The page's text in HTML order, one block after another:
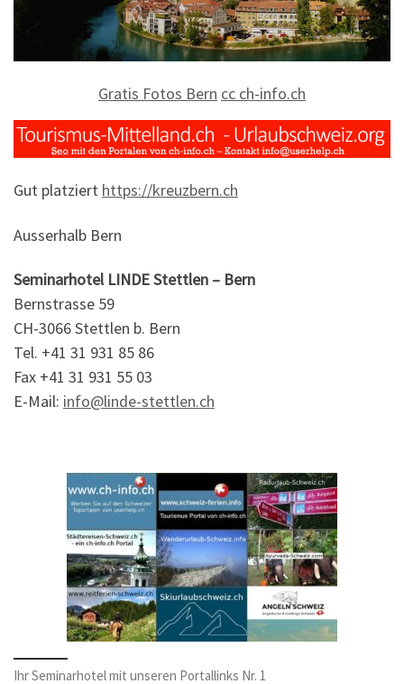
Gratis Fotos Bern cc ch-info.ch
Gut platziert https://kreuzbern.ch
Ausserhalb Bern
Seminarhotel LINDE Stettlen – Bern
Bernstrasse 59
CH-3066 Stettlen b. Bern
Tel. +41 31 931 85 86
Fax +41 31 931 55 03
E-Mail: info@linde-stettlen.ch
Ihr Seminarhotel mit unseren Portallinks Nr. 1